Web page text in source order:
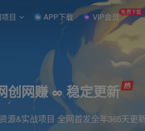
目 APP下载 VIP会员 免费下载
创网赚 ∞ 稳定更新
源&实战项目 全网首发全年365天更